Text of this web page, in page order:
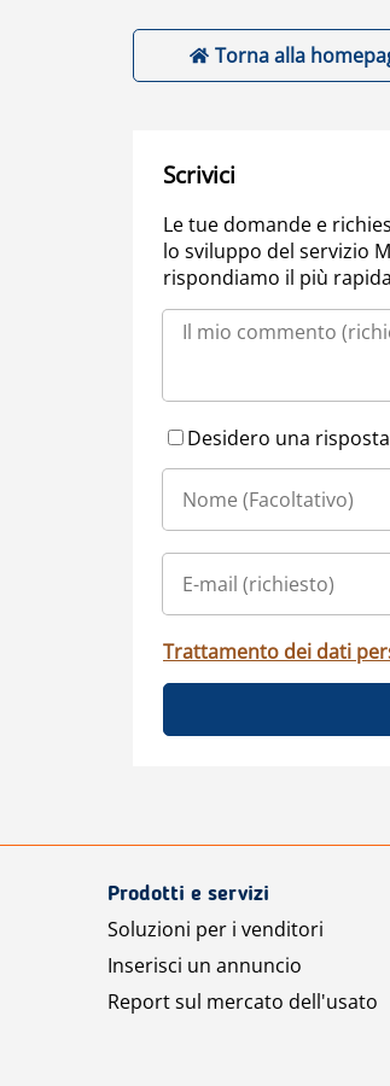
Torna alla
Scrivici
Le tue domande e
lo sviluppo del servizio
rispondiamo il più
Desidero una
Trattamento dei dati
Prodotti e servizi
Soluzioni per i venditori
Inserisci un annuncio
Report sul mercato dell'usato